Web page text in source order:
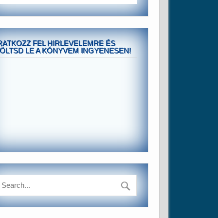
FEL HIRLEVELEMRE ÉS
LE A KÖNYVEM INGYENESEN!